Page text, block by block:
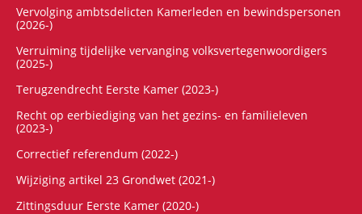
Vervolging ambtsdelicten Kamerleden en bewindspersonen
(2026-)
Verruiming tijdelijke vervanging volksvertegenwoordigers
(2025-)
Terugzendrecht Eerste Kamer (2023-)
Recht op eerbiediging van het gezins- en familieleven
(2023-)
Correctief referendum (2022-)
Wijziging artikel 23 Grondwet (2021-)
Zittingsduur Eerste Kamer (2020-)